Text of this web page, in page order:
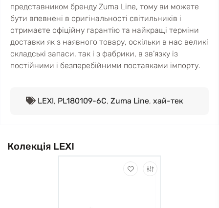
представником бренду Zuma Line, тому ви можете
бути впевнені в оригінальності світильників і
отримаєте офіційну гарантію та найкращі терміни
доставки як з наявного товару, оскільки в нас великі
складські запаси, так і з фабрики, в зв’язку із
постійними і безперебійними поставками імпорту.
LEXI, PL180109-6C, Zuma Line, хай-тек
Колекція LEXI